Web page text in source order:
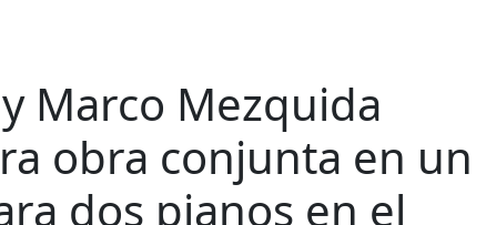
Marco Mezquida
obra conjunta en un
dos pianos en el